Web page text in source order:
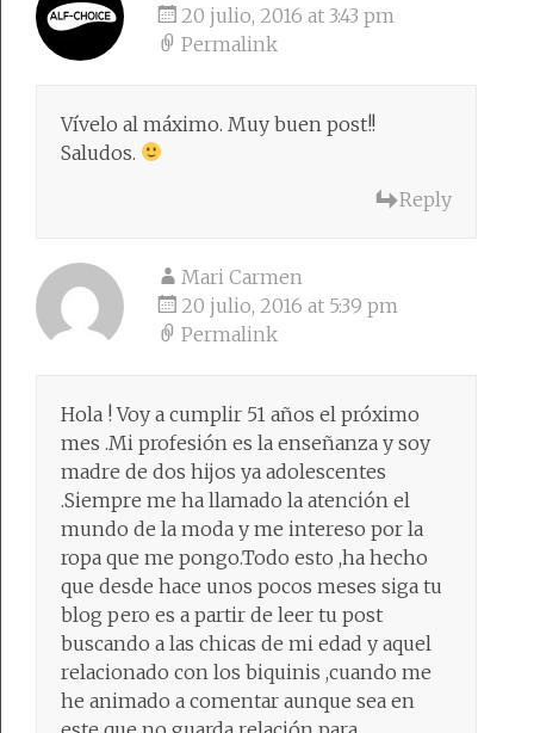
20 julio, 2016 at 3:43 pm
Permalink
Vívelo al máximo. Muy buen post!!
Saludos.
Reply
Mari Carmen
20 julio, 2016 at 5:39 pm
Permalink
Hola ! Voy a cumplir 51 años el próximo
mes .Mi profesión es la enseñanza y soy
madre de dos hijos ya adolescentes
.Siempre me ha llamado la atención el
mundo de la moda y me intereso por la
ropa que me pongo.Todo esto ,ha hecho
que desde hace unos pocos meses siga tu
blog pero es a partir de leer tu post
buscando a las chicas de mi edad y aquel
relacionado con los biquinis ,cuando me
he animado a comentar aunque sea en